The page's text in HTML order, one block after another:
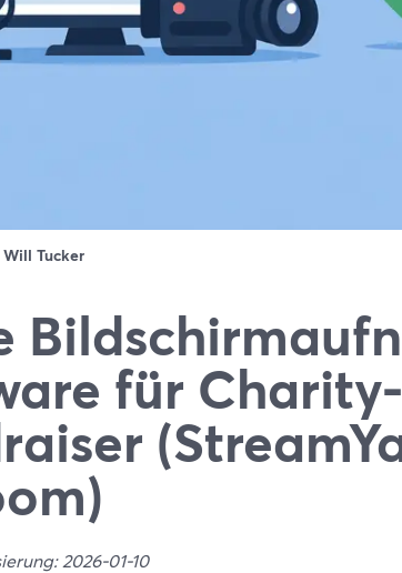
Will Tucker
für Charity-
2026-01-10